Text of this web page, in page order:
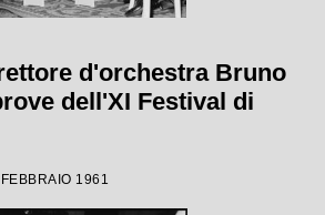
d'orchestra Bruno
dell'XI Festival di
1961